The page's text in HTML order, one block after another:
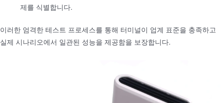
제를 식별합니다.
이러한 엄격한 테스트 프로세스를 통해 터미널이 업계 표준을 충족하고
실제 시나리오에서 일관된 성능을 제공함을 보장합니다.